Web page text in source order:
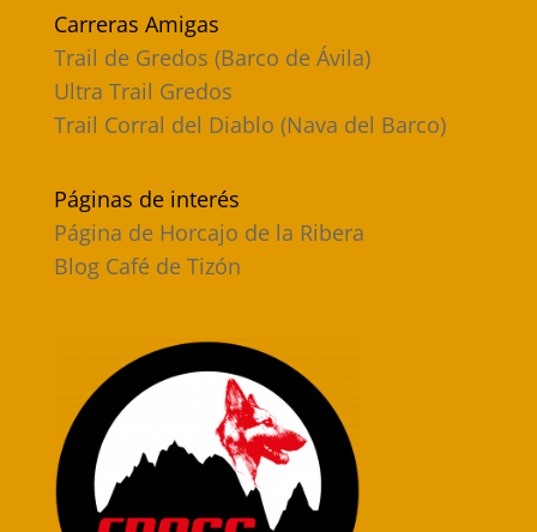
Carreras Amigas
Trail de Gredos (Barco de Ávila)
Ultra Trail Gredos
Trail Corral del Diablo (Nava del Barco)
Páginas de interés
Página de Horcajo de la Ribera
Blog Café de Tizón